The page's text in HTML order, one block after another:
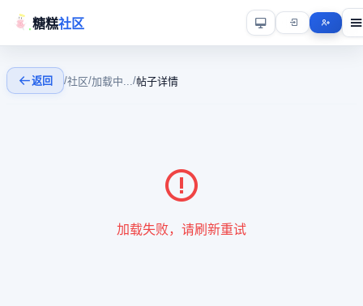
糖糕社区
返回 /社区/加载中.../帖子详情
加载失败，请刷新重试